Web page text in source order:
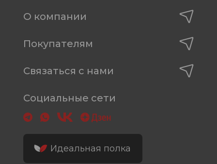
О компании
Покупателям
Связаться с нами
Социальные сети
Идеальная полка